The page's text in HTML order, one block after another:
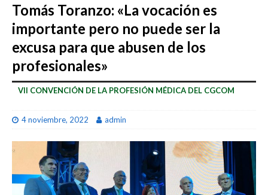
Tomás Toranzo: «La vocación es
importante pero no puede ser la
excusa para que abusen de los
profesionales»
VII CONVENCIÓN DE LA PROFESIÓN MÉDICA DEL CGCOM
4 noviembre, 2022 admin